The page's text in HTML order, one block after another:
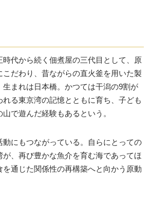
代から続く佃煮屋の三代目として、原
だわり、昔ながらの直火釜を用いた製
まれは日本橋。かつては干潟の9割が
る東京湾の記憶とともに育ち、子ども
で遊んだ経験もあるという。
動にもつながっている。自らにとっての
が、再び豊かな魚介を育む海であってほ
を通じた関係性の再構築へと向かう原動